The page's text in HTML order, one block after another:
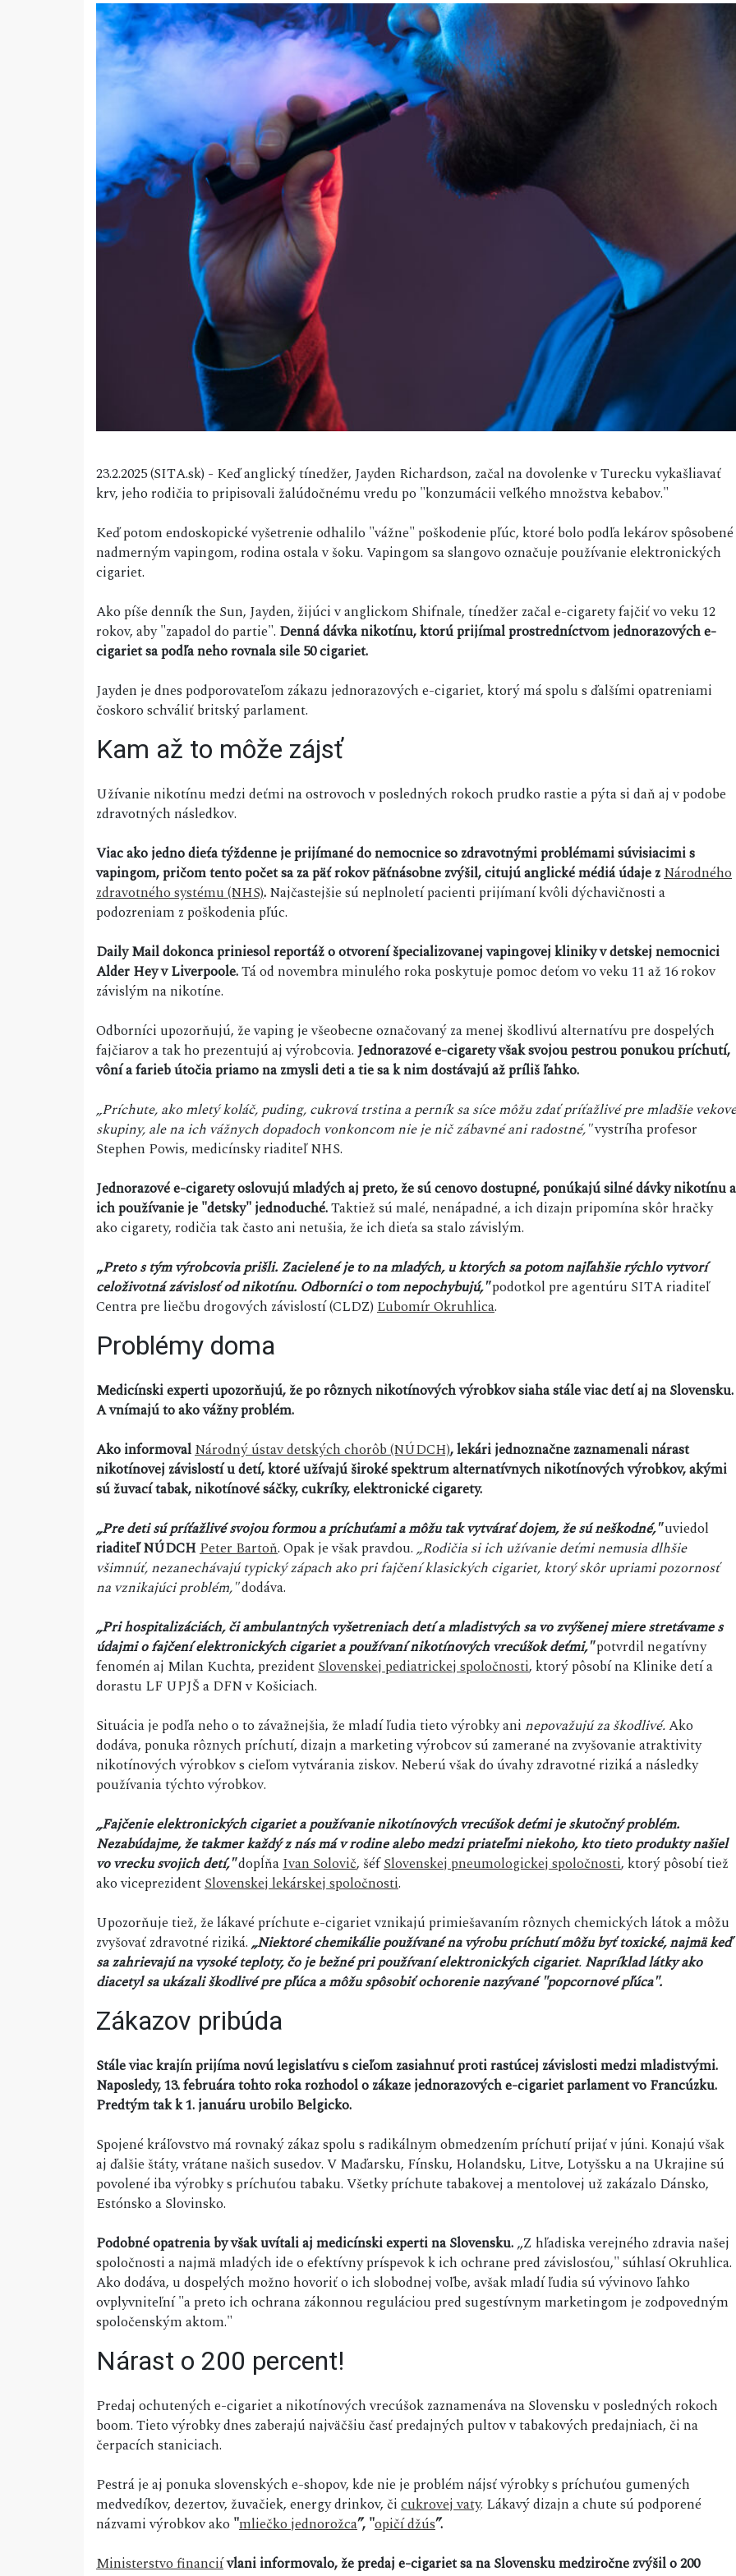
23.2.2025 (SITA.sk) - Keď anglický tínedžer, Jayden Richardson, začal na dovolenke v Turecku vykašliavať
krv, jeho rodičia to pripisovali žalúdočnému vredu po "konzumácii veľkého množstva kebabov."
Keď potom endoskopické vyšetrenie odhalilo "vážne" poškodenie pľúc, ktoré bolo podľa lekárov spôsobené
nadmerným vapingom, rodina ostala v šoku. Vapingom sa slangovo označuje používanie elektronických
cigariet.
Ako píše denník the Sun, Jayden, žijúci v anglickom Shifnale, tínedžer začal e-cigarety fajčiť vo veku 12
rokov, aby "zapadol do partie". Denná dávka nikotínu, ktorú prijímal prostredníctvom jednorazových e-
cigariet sa podľa neho rovnala sile 50 cigariet.
Jayden je dnes podporovateľom zákazu jednorazových e-cigariet, ktorý má spolu s ďalšími opatreniami
čoskoro schváliť britský parlament.
Kam až to môže zájsť
Užívanie nikotínu medzi deťmi na ostrovoch v posledných rokoch prudko rastie a pýta si daň aj v podobe
zdravotných následkov.
Viac ako jedno dieťa týždenne je prijímané do nemocnice so zdravotnými problémami súvisiacimi s
vapingom, pričom tento počet sa za päť rokov päťnásobne zvýšil, citujú anglické médiá údaje zNárodného
zdravotného systému (NHS).Najčastejšie sú neplnoletí pacienti prijímaní kvôli dýchavičnosti a
podozreniam z poškodenia pľúc.
Daily Mail dokonca priniesol reportáž o otvorení špecializovanej vapingovej kliniky v detskej nemocnici
Alder Hey v Liverpoole.Tá od novembra minulého roka poskytuje pomoc deťom vo veku 11 až 16 rokov
závislým na nikotíne.
Odborníci upozorňujú, že vaping je všeobecne označovaný za menej škodlivú alternatívu pre dospelých
fajčiarov a tak ho prezentujú aj výrobcovia.Jednorazové e-cigarety však svojou pestrou ponukou príchutí,
vôní a farieb útočia priamo na zmysli deti a tie sa k nim dostávajú až príliš ľahko.
„Príchute, ako mletý koláč, puding, cukrová trstina a perník sa síce môžu zdať príťažlivé pre mladšie vekové
skupiny, ale na ich vážnych dopadoch vonkoncom nie je nič zábavné ani radostné,"vystríha profesor
Stephen Powis, medicínsky riaditeľ NHS.
Jednorazové e-cigarety oslovujú mladých aj preto, že sú cenovo dostupné, ponúkajú silné dávky nikotínu a
ich používanie je "detsky" jednoduché.Taktiež sú malé, nenápadné, a ich dizajn pripomína skôr hračky
ako cigarety, rodičia tak často ani netušia, že ich dieťa sa stalo závislým.
„Preto s tým výrobcovia prišli. Zacielené je to na mladých, u ktorých sa potom najľahšie rýchlo vytvorí
celoživotná závislosť od nikotínu. Odborníci o tom nepochybujú,"podotkol pre agentúru SITA riaditeľ
Centra pre liečbu drogových závislostí (CLDZ)Ľubomír Okruhlica.
Problémy doma
Medicínski experti upozorňujú, že po rôznych nikotínových výrobkov siaha stále viac detí aj na Slovensku.
A vnímajú to ako vážny problém.
Ako informovalNárodný ústav detských chorôb (NÚDCH), lekári jednoznačne zaznamenali nárast
nikotínovej závislostí u detí, ktoré užívajú široké spektrum alternatívnych nikotínových výrobkov, akými
sú žuvací tabak, nikotínové sáčky, cukríky, elektronické cigarety.
„Pre deti sú príťažlivé svojou formou a príchuťami a môžu tak vytvárať dojem, že sú neškodné,"uviedol
riaditeľ NÚDCHPeter Bartoň. Opak je však pravdou.„Rodičia si ich užívanie deťmi nemusia dlhšie
všimnúť, nezanechávajú typický zápach ako pri fajčení klasických cigariet, ktorý skôr upriami pozornosť
na vznikajúci problém,"dodáva.
„Pri hospitalizáciách, či ambulantných vyšetreniach detí a mladistvých sa vo zvýšenej miere stretávame s
údajmi o fajčení elektronických cigariet a používaní nikotínových vrecúšok deťmi,"potvrdil negatívny
fenomén aj Milan Kuchta, prezidentSlovenskej pediatrickej spoločnosti, ktorý pôsobí na Klinike detí a
dorastu LF UPJŠ a DFN v Košiciach.
Situácia je podľa neho o to závažnejšia, že mladí ľudia tieto výrobky ani nepovažujú za škodlivé.Ako
dodáva, ponuka rôznych príchutí, dizajn a marketing výrobcov sú zamerané na zvyšovanie atraktivity
nikotínových výrobkov s cieľom vytvárania ziskov. Neberú však do úvahy zdravotné riziká a následky
používania týchto výrobkov.
„Fajčenie elektronických cigariet a používanie nikotínových vrecúšok deťmi je skutočný problém.
Nezabúdajme, že takmer každý z nás má v rodine alebo medzi priateľmi niekoho, kto tieto produkty našiel
vo vrecku svojich detí,"dopĺňaIvan Solovič, šéfSlovenskej pneumologickej spoločnosti, ktorý pôsobí tiež
ako viceprezidentSlovenskej lekárskej spoločnosti.
Upozorňuje tiež, že lákavé príchute e-cigariet vznikajú primiešavaním rôznych chemických látok a môžu
zvyšovať zdravotné riziká.„Niektoré chemikálie používané na výrobu príchutí môžu byť toxické, najmä keď
sa zahrievajú na vysoké teploty, čo je bežné pri používaní elektronických cigariet.Napríklad látky ako
diacetyl sa ukázali škodlivé pre pľúca a môžu spôsobiť ochorenie nazývané "popcornové pľúca".
Zákazov pribúda
Stále viac krajín prijíma novú legislatívu s cieľom zasiahnuť proti rastúcej závislosti medzi mladistvými.
Naposledy, 13. februára tohto roka rozhodol o zákaze jednorazových e-cigariet parlament vo Francúzku.
Predtým tak k 1. januáru urobilo Belgicko.
Spojené kráľovstvo má rovnaký zákaz spolu s radikálnym obmedzením príchutí prijať v júni. Konajú však
aj ďalšie štáty, vrátane našich susedov. V Maďarsku, Fínsku, Holandsku, Litve, Lotyšsku a na Ukrajine sú
povolené iba výrobky s príchuťou tabaku. Všetky príchute tabakovej a mentolovej už zakázalo Dánsko,
Estónsko a Slovinsko.
Podobné opatrenia by však uvítali aj medicínski experti na Slovensku.„Z hľadiska verejného zdravia našej
spoločnosti a najmä mladých ide o efektívny príspevok k ich ochrane pred závislosťou," súhlasí Okruhlica.
Ako dodáva, u dospelých možno hovoriť o ich slobodnej voľbe, avšak mladí ľudia sú vývinovo ľahko
ovplyvniteľní "a preto ich ochrana zákonnou reguláciou pred sugestívnym marketingom je zodpovedným
spoločenským aktom."
Nárast o 200 percent!
Predaj ochutených e-cigariet a nikotínových vrecúšok zaznamenáva na Slovensku v posledných rokoch
boom. Tieto výrobky dnes zaberajú najväčšiu časť predajných pultov v tabakových predajniach, či na
čerpacích staniciach.
Pestrá je aj ponuka slovenských e-shopov, kde nie je problém nájsť výrobky s príchuťou gumených
medvedíkov, dezertov, žuvačiek, energy drinkov, čicukrovej vaty. Lákavý dizajn a chute sú podporené
názvami výrobkov ako "mliečko jednorožca”, "opičí džús”.
Ministerstvo financiívlani informovalo, že predaj e-cigariet sa na Slovensku medziročne zvýšil o 200